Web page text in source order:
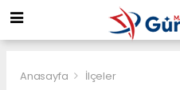
Anasayfa İlçeler